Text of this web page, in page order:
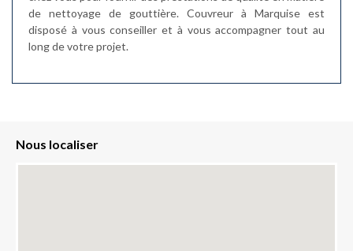
de nettoyage de gouttière. Couvreur à Marquise est
disposé à vous conseiller et à vous accompagner tout au
long de votre projet.
Nous localiser